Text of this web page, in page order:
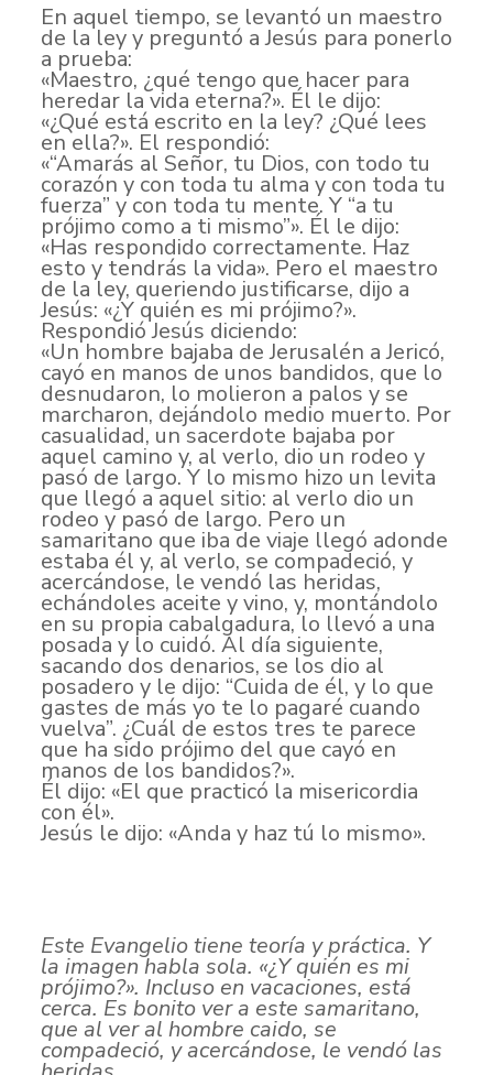
En aquel tiempo, se levantó un maestro
de la ley y preguntó a Jesús para ponerlo
a prueba:
«Maestro, ¿qué tengo que hacer para
heredar la vida eterna?». Él le dijo:
«¿Qué está escrito en la ley? ¿Qué lees
en ella?». El respondió:
«“Amarás al Señor, tu Dios, con todo tu
corazón y con toda tu alma y con toda tu
fuerza” y con toda tu mente. Y “a tu
prójimo como a ti mismo”». Él le dijo:
«Has respondido correctamente. Haz
esto y tendrás la vida». Pero el maestro
de la ley, queriendo justificarse, dijo a
Jesús: «¿Y quién es mi prójimo?».
Respondió Jesús diciendo:
«Un hombre bajaba de Jerusalén a Jericó,
cayó en manos de unos bandidos, que lo
desnudaron, lo molieron a palos y se
marcharon, dejándolo medio muerto. Por
casualidad, un sacerdote bajaba por
aquel camino y, al verlo, dio un rodeo y
pasó de largo. Y lo mismo hizo un levita
que llegó a aquel sitio: al verlo dio un
rodeo y pasó de largo. Pero un
samaritano que iba de viaje llegó adonde
estaba él y, al verlo, se compadeció, y
acercándose, le vendó las heridas,
echándoles aceite y vino, y, montándolo
en su propia cabalgadura, lo llevó a una
posada y lo cuidó. Al día siguiente,
sacando dos denarios, se los dio al
posadero y le dijo: “Cuida de él, y lo que
gastes de más yo te lo pagaré cuando
vuelva”. ¿Cuál de estos tres te parece
que ha sido prójimo del que cayó en
manos de los bandidos?».
Él dijo: «El que practicó la misericordia
con él».
Jesús le dijo: «Anda y haz tú lo mismo».
Este Evangelio tiene teoría y práctica. Y
la imagen habla sola. «¿Y quién es mi
prójimo?». Incluso en vacaciones, está
cerca. Es bonito ver a este samaritano,
que al ver al hombre caido, se
compadeció, y acercándose, le vendó las